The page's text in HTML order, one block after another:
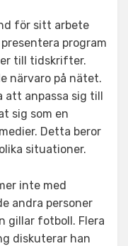
för sitt arbete
program
till tidskrifter.
närvaro på nätet.
att anpassa sig till
sig som en
Detta beror
situationer.
inte med
andra personer
gillar fotboll. Flera
diskuterar han